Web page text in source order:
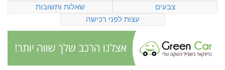
צבעים
שאלות ותשובות
עצות לפני רכישה